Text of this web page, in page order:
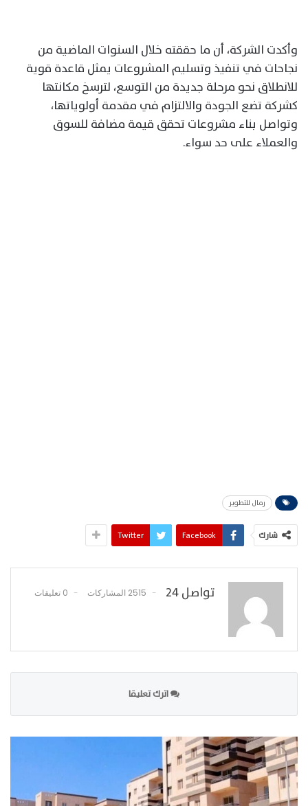
وأكدت الشركة، أن ما حققته خلال السنوات الماضية من
نجاحات في تنفيذ وتسليم المشروعات يمثل قاعدة قوية
للانطلاق نحو مرحلة جديدة من التوسع، لترسخ مكانتها
كشركة تضع الجودة والالتزام في مقدمة أولوياتها،
وتواصل بناء مشروعات تحقق قيمة مضافة للسوق
والعملاء على حد سواء.
رمال للتطوير
شارك Facebook
Twitter
تواصل 24 2515 المشاركات 0 تعليقات
اترك تعليقا